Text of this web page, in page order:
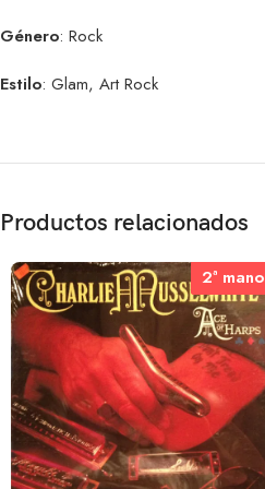
Género: Rock
Estilo: Glam, Art Rock
Productos relacionados
2ª mano
2ª mano